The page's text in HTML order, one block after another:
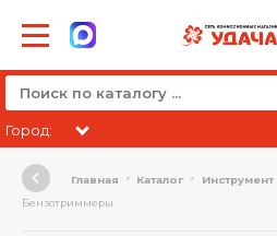
Город:
Главная Каталог Инструмент
Бензотриммеры